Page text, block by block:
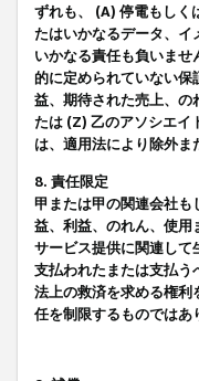
ずれも、 (A) 停電もしく
たはいかなるデータ、イ
いかなる責任も負いま
的に定められていない
益、期待された売上、の
たは (Z) 乙のアソシエイ
は、適用法により除外
8. 責任限定
甲または甲の関連会社も
益、利益、のれん、使用
サービス提供に関連し
支払われたまたは支払う
法上の救済を求める権利
任を制限するものではあ